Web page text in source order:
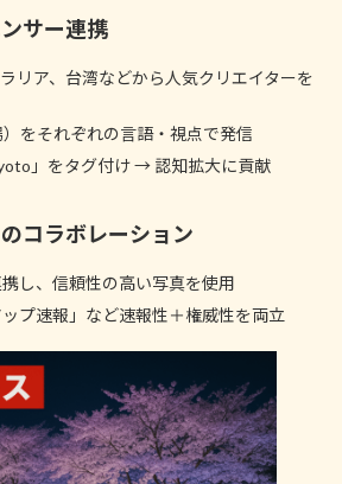
サー連携
リア、台湾などから人気クリエイターを
をそれぞれの言語・視点で発信
」をタグ付け → 認知拡大に貢献
コラボレーション
し、信頼性の高い写真を使用
プ速報」など速報性＋権威性を両立